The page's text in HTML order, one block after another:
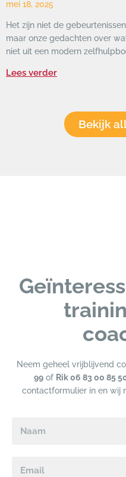
mei 18, 2025
Het zijn niet de
maar onze gedachten over
niet uit een modern
Lees verder
Bekijk
Neem geheel vrijblijvend
99 of Rik 06 83 00 85
contactformulier in en wij